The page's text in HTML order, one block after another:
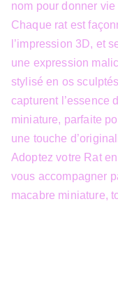
nom pour donner
Chaque rat est
l’impression 3D, et
une expression
stylisé en os
capturent l’essence
miniature, parfaite
une touche
Adoptez votre Rat
vous accompagner
macabre miniature,